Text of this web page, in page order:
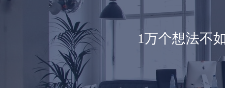
1万个想法不